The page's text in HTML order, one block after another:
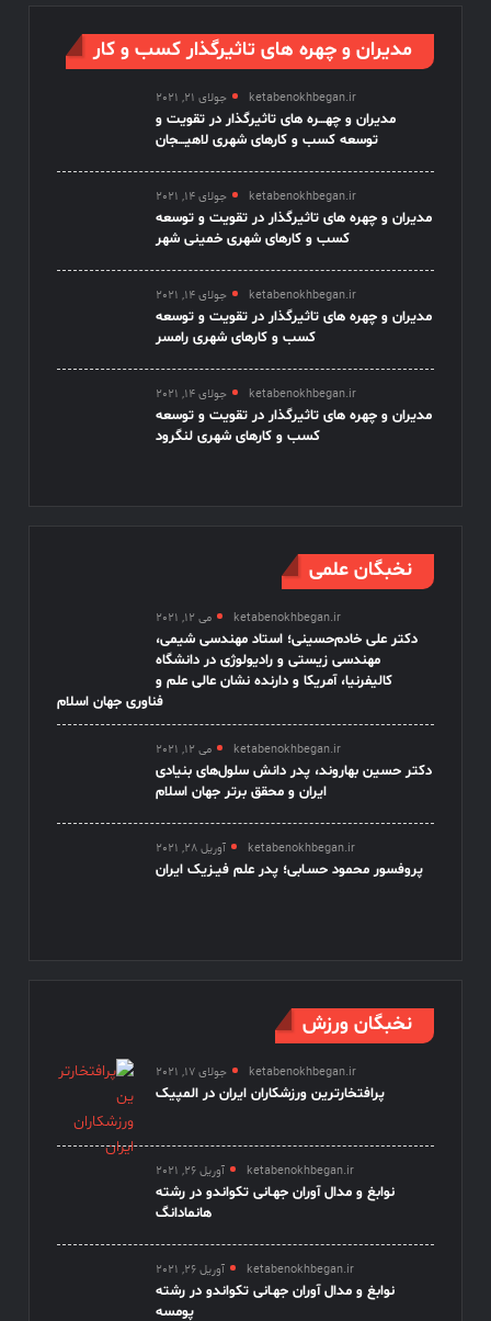
مدیران و چهره های تاثیرگذار کسب و کار
ketabenokhbegan.ir جولای 21, 2021
مدیران و چهـــره های تاثیرگذار در تقویت و
توسعه کسب و کارهای شهری لاهیـــجان
ketabenokhbegan.ir جولای 14, 2021
مدیران و چهره های تاثیرگذار در تقویت و توسعه
کسب و کارهای شهری خمینی شهر
ketabenokhbegan.ir جولای 14, 2021
مدیران و چهره های تاثیرگذار در تقویت و توسعه
کسب و کارهای شهری رامسر
ketabenokhbegan.ir جولای 14, 2021
مدیران و چهره های تاثیرگذار در تقویت و توسعه
کسب و کارهای شهری لنگرود
نخبگان علمی
ketabenokhbegan.ir می 12, 2021
دکتر علی خادم‌حسینی؛ استاد مهندسی شیمی،
مهندسی زیستی و رادیولوژی در دانشگاه
کالیفرنیا، آمریکا و دارنده نشان عالی علم و
فناوری جهان اسلام
ketabenokhbegan.ir می 12, 2021
دکتر حسین بهاروند، پدر دانش سلول‌های بنیادی
ایران و محقق برتر جهان اسلام
ketabenokhbegan.ir آوریل 28, 2021
پروفسور محمود حسـابی؛ پدر علم فیـزیک ایران
نخبگان ورزش
ketabenokhbegan.ir جولای 17, 2021
پرافتخارترین ورزشکاران ایران در المپیک
ketabenokhbegan.ir آوریل 26, 2021
نوابغ و مدال آوران جهـانی تکواندو در رشته
هانمادانگ
ketabenokhbegan.ir آوریل 26, 2021
نوابغ و مدال آوران جهـانی تکواندو در رشته
پومسه